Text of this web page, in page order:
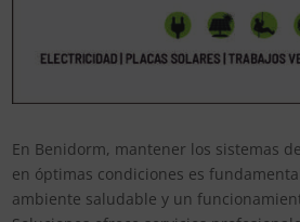
En Benidorm, mantener los sistemas
en óptimas condiciones es
ambiente saludable y un